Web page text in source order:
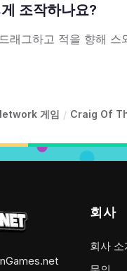
조작하나요?
래그하고 적을 향해
게임 / Craig Of
회사
회사 소